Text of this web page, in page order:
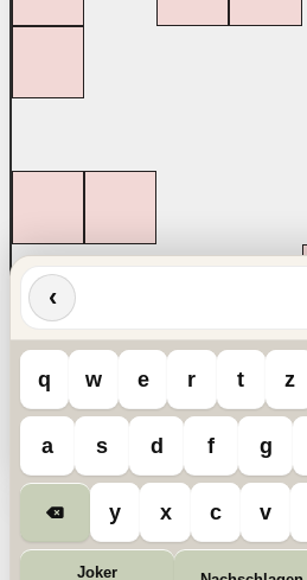
‹
q w e r t z
a s d f g
y x c v
Joker